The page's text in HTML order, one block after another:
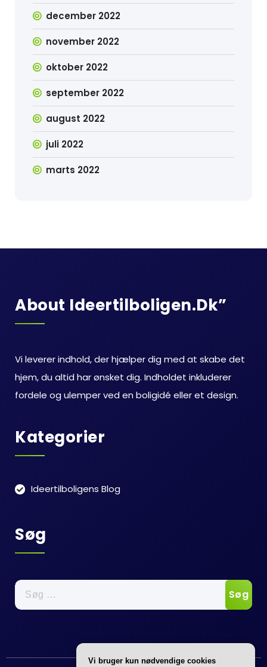
december 2022
november 2022
oktober 2022
september 2022
august 2022
juli 2022
marts 2022
About Ideertilboligen.dk”
Vi leverer indhold, der hjælper dig med at skabe det
hjem, du altid har ønsket dig. Indholdet inkluderer
fordele og ulemper ved en boligidé eller et design.
Kategorier
Ideertilboligens Blog
Søg
Søg
efter:
Vi bruger kun nødvendige cookies